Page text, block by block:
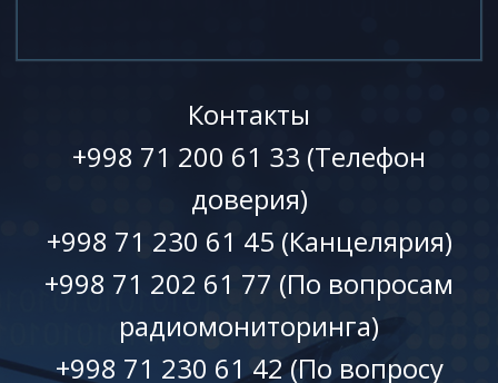
Контакты
+998 71 200 61 33 (Телефон
доверия)
+998 71 230 61 45 (Канцелярия)
+998 71 202 61 77 (По вопросам
радиомониторинга)
+998 71 230 61 42 (По вопросу